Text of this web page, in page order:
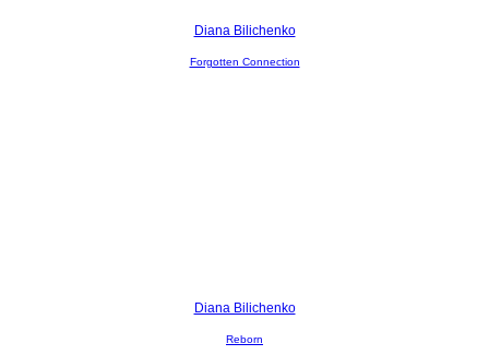
Diana Bilichenko
Forgotten Connection
Diana Bilichenko
Reborn